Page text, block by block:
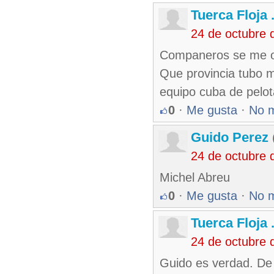
Tuerca Floja .
24 de octubre
Companeros se me
Que provincia tubo
equipo cuba de
0 · Me gusta · No
Guido Perez
24 de octubre
Michel Abreu
0 · Me gusta · No
Tuerca Floja .
24 de octubre
Guido es verdad.